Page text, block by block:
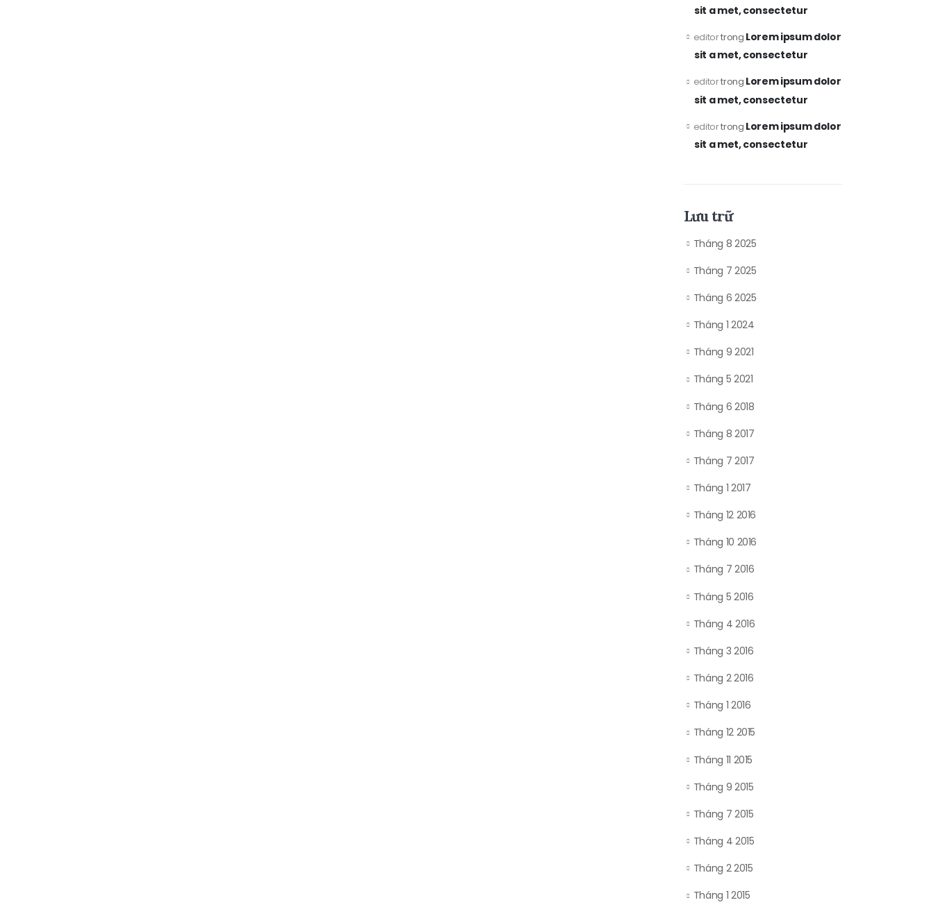
sit a met, consectetur
editortrong Lorem ipsum dolor
sit a met, consectetur
editortrong Lorem ipsum dolor
sit a met, consectetur
editortrong Lorem ipsum dolor
sit a met, consectetur
Lưu trữ
Tháng 8 2025
Tháng 7 2025
Tháng 6 2025
Tháng 1 2024
Tháng 9 2021
Tháng 5 2021
Tháng 6 2018
Tháng 8 2017
Tháng 7 2017
Tháng 1 2017
Tháng 12 2016
Tháng 10 2016
Tháng 7 2016
Tháng 5 2016
Tháng 4 2016
Tháng 3 2016
Tháng 2 2016
Tháng 1 2016
Tháng 12 2015
Tháng 11 2015
Tháng 9 2015
Tháng 7 2015
Tháng 4 2015
Tháng 2 2015
Tháng 1 2015